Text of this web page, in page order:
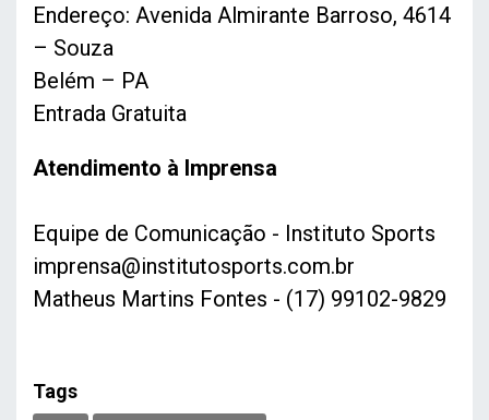
Endereço: Avenida Almirante Barroso, 4614
– Souza
Belém – PA
Entrada Gratuita
Atendimento à Imprensa
Equipe de Comunicação - Instituto Sports
imprensa@institutosports.com.br
Matheus Martins Fontes - (17) 99102-9829
Tags